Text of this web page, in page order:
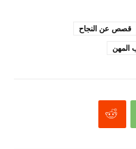
قصص عن النجاح
المهن